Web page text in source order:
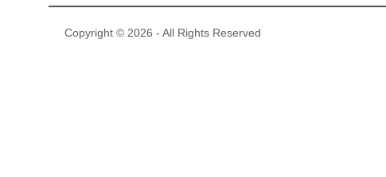
Copyright © 2026 - All Rights Reserved